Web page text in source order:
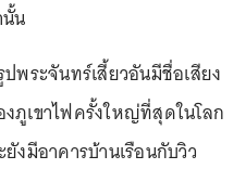
น
พระจันทร์เสี้ยวอันมีชื่อเสียง
ภูเขาไฟครั้งใหญ่ที่สุดในโลก
งมีอาคารบ้านเรือนกับวิว